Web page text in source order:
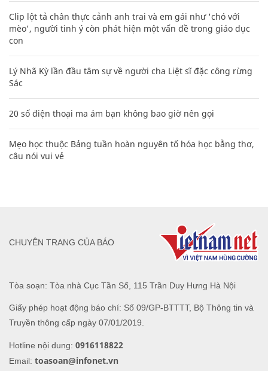
Clip lột tả chân thực cảnh anh trai và em gái như 'chó với
mèo', người tinh ý còn phát hiện một vấn đề trong giáo dục
con
Lý Nhã Kỳ lần đầu tâm sự về người cha Liệt sĩ đặc công rừng
Sác
20 số điện thoại ma ám bạn không bao giờ nên gọi
Mẹo học thuộc Bảng tuần hoàn nguyên tố hóa học bằng thơ,
câu nói vui vẻ
Tòa soạn: Tòa nhà Cục Tần Số, 115 Trần Duy Hưng Hà Nội
Giấy phép hoạt động báo chí: Số 09/GP-BTTTT, Bộ Thông tin và
Truyền thông cấp ngày 07/01/2019.
Hotline nội dung: 0916118822
Email: toasoan@infonet.vn
CHUYÊN TRANG CỦA BÁO